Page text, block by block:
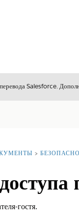
Salesforce.
гостя.